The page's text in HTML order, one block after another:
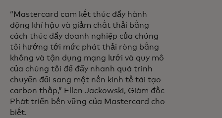
“Mastercard cam kết thúc đẩy hành
động khí hậu và giảm chất thải bằng
cách thúc đẩy doanh nghiệp của chúng
tôi hướng tới mức phát thải ròng bằng
không và tận dụng mạng lưới và quy mô
của chúng tôi để đẩy nhanh quá trình
chuyển đổi sang một nền kinh tế tái tạo
carbon thấp,” Ellen Jackowski, Giám đốc
Phát triển bền vững của Mastercard cho
biết.